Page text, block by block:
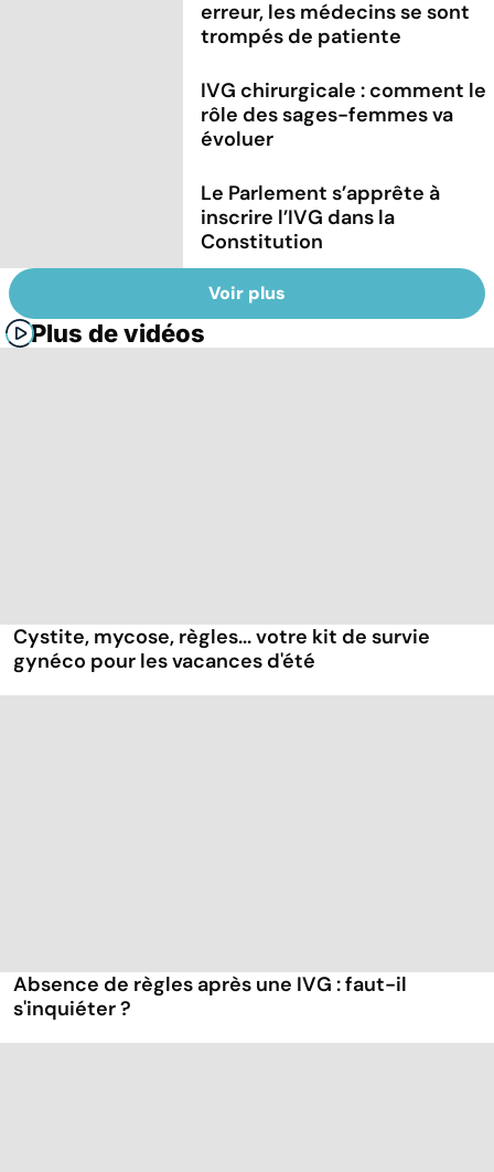
erreur, les médecins se sont
trompés de patiente
IVG chirurgicale : comment le
rôle des sages-femmes va
évoluer
Le Parlement s’apprête à
inscrire l’IVG dans la
Constitution
Voir plus
Plus de vidéos
Cystite, mycose, règles... votre kit de survie
gynéco pour les vacances d'été
Absence de règles après une IVG : faut-il
s'inquiéter ?